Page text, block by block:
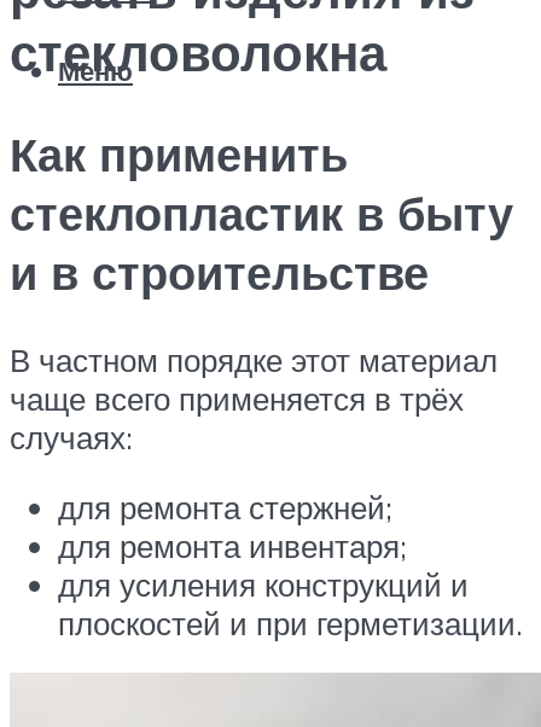
Меню
стекловолокна
Как применить
стеклопластик в быту
и в строительстве
В частном порядке этот материал
чаще всего применяется в трёх
случаях:
для ремонта стержней;
для ремонта инвентаря;
для усиления конструкций и
плоскостей и при герметизации.